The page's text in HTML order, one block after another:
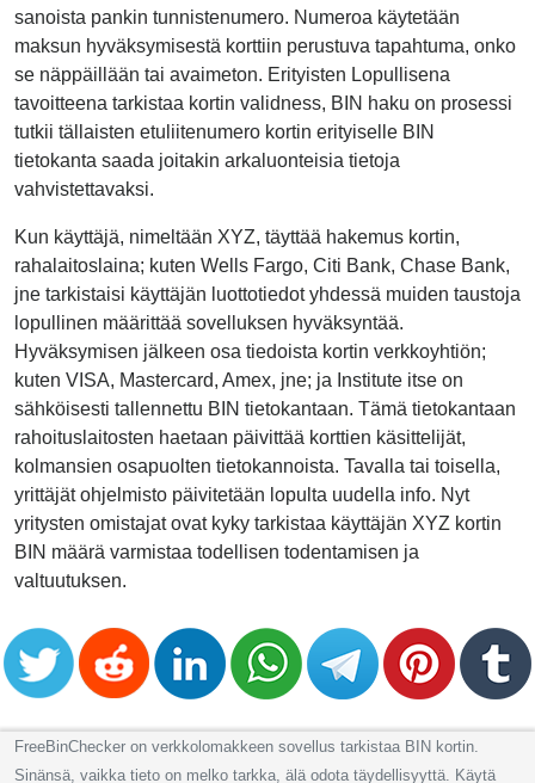
sanoista pankin tunnistenumero. Numeroa käytetään
maksun hyväksymisestä korttiin perustuva tapahtuma, onko
se näppäillään tai avaimeton. Erityisten Lopullisena
tavoitteena tarkistaa kortin validness, BIN haku on prosessi
tutkii tällaisten etuliitenumero kortin erityiselle BIN
tietokanta saada joitakin arkaluonteisia tietoja
vahvistettavaksi.
Kun käyttäjä, nimeltään XYZ, täyttää hakemus kortin,
rahalaitoslaina; kuten Wells Fargo, Citi Bank, Chase Bank,
jne tarkistaisi käyttäjän luottotiedot yhdessä muiden taustoja
lopullinen määrittää sovelluksen hyväksyntää.
Hyväksymisen jälkeen osa tiedoista kortin verkkoyhtiön;
kuten VISA, Mastercard, Amex, jne; ja Institute itse on
sähköisesti tallennettu BIN tietokantaan. Tämä tietokantaan
rahoituslaitosten haetaan päivittää korttien käsittelijät,
kolmansien osapuolten tietokannoista. Tavalla tai toisella,
yrittäjät ohjelmisto päivitetään lopulta uudella info. Nyt
yritysten omistajat ovat kyky tarkistaa käyttäjän XYZ kortin
BIN määrä varmistaa todellisen todentamisen ja
valtuutuksen.
FreeBinChecker on verkkolomakkeen sovellus tarkistaa BIN kortin.
Sinänsä, vaikka tieto on melko tarkka, älä odota täydellisyyttä. Käytä